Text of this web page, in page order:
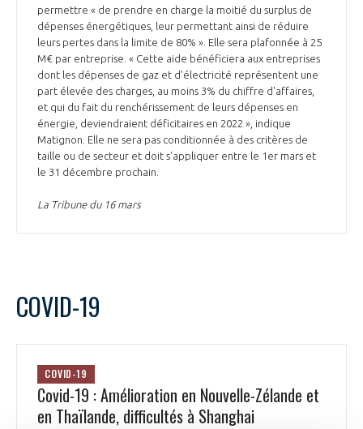
permettre « de prendre en charge la moitié du surplus de
dépenses énergétiques, leur permettant ainsi de réduire
leurs pertes dans la limite de 80% ». Elle sera plafonnée à 25
M€ par entreprise. « Cette aide bénéficiera aux entreprises
dont les dépenses de gaz et d'électricité représentent une
part élevée des charges, au moins 3% du chiffre d'affaires,
et qui du fait du renchérissement de leurs dépenses en
énergie, deviendraient déficitaires en 2022 », indique
Matignon. Elle ne sera pas conditionnée à des critères de
taille ou de secteur et doit s'appliquer entre le 1er mars et
le 31 décembre prochain.
La Tribune du 16 mars
COVID-19
COVID-19
Covid-19 : Amélioration en Nouvelle-Zélande et
en Thaïlande, difficultés à Shanghai